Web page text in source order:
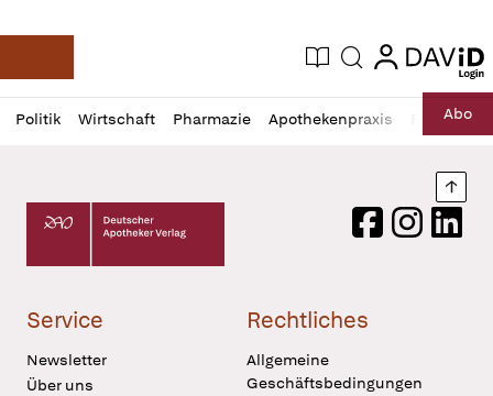
Deutsche Apotheker Zeitung
Aktuelle Ausgabe
Suche login
login
Politik Wirtschaft Pharmazie Apothekenpraxis RechtAbo
Profil
öffnen
Daz
Pur
Deutscher Apotheker Verlag Logo
FacebookInstagram
Service
Newsletter
Über uns
Rechtliches
Allgemeine
Geschäftsbedingungen